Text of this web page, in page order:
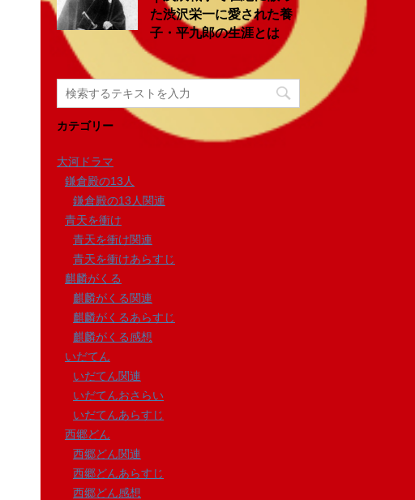
た渋沢栄一に愛された養
子・平九郎の生涯とは
カテゴリー
大河ドラマ
鎌倉殿の13人
鎌倉殿の13人関連
青天を衝け
青天を衝け関連
青天を衝けあらすじ
麒麟がくる
麒麟がくる関連
麒麟がくるあらすじ
麒麟がくる感想
いだてん
いだてん関連
いだてんおさらい
いだてんあらすじ
西郷どん
西郷どん関連
西郷どんあらすじ
西郷どん感想